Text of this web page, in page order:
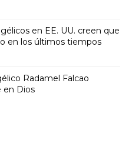
en EE. UU. creen que
en los últimos tiempos
Radamel Falcao
en Dios